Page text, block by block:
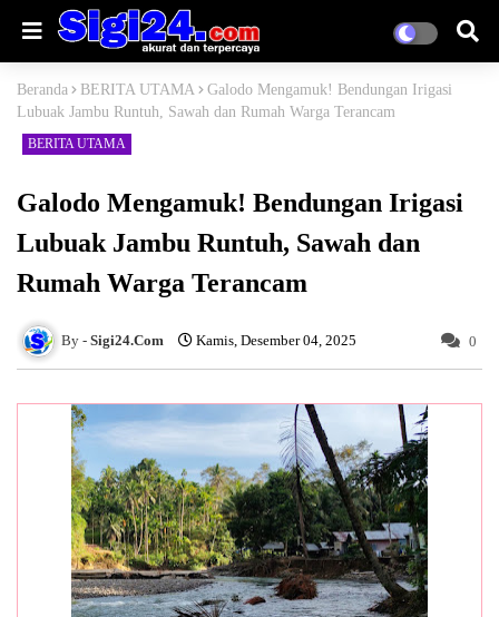
Beranda BERITA UTAMA
Galodo Mengamuk! Bendungan Irigasi
Lubuak Jambu Runtuh, Sawah dan Rumah Warga Terancam
BERITA UTAMA
Galodo Mengamuk! Bendungan Irigasi
Lubuak Jambu Runtuh, Sawah dan
Rumah Warga Terancam
Sigi24.Com Kamis, Desember 04, 2025 0